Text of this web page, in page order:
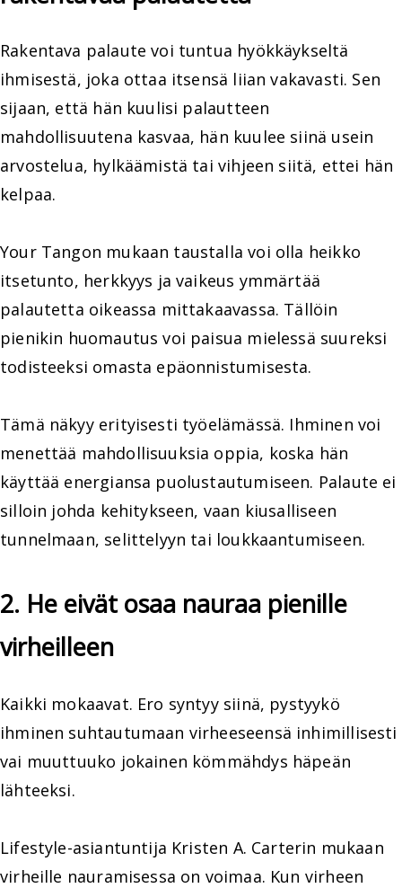
Rakentava palaute voi tuntua hyökkäykseltä
ihmisestä, joka ottaa itsensä liian vakavasti. Sen
sijaan, että hän kuulisi palautteen
mahdollisuutena kasvaa, hän kuulee siinä usein
arvostelua, hylkäämistä tai vihjeen siitä, ettei hän
kelpaa.
Your Tangon mukaan taustalla voi olla heikko
itsetunto, herkkyys ja vaikeus ymmärtää
palautetta oikeassa mittakaavassa. Tällöin
pienikin huomautus voi paisua mielessä suureksi
todisteeksi omasta epäonnistumisesta.
Tämä näkyy erityisesti työelämässä. Ihminen voi
menettää mahdollisuuksia oppia, koska hän
käyttää energiansa puolustautumiseen. Palaute ei
silloin johda kehitykseen, vaan kiusalliseen
tunnelmaan, selittelyyn tai loukkaantumiseen.
2. He eivät osaa nauraa pienille
virheilleen
Kaikki mokaavat. Ero syntyy siinä, pystyykö
ihminen suhtautumaan virheeseensä inhimillisesti
vai muuttuuko jokainen kömmähdys häpeän
lähteeksi.
Lifestyle-asiantuntija Kristen A. Carterin mukaan
virheille nauramisessa on voimaa. Kun virheen